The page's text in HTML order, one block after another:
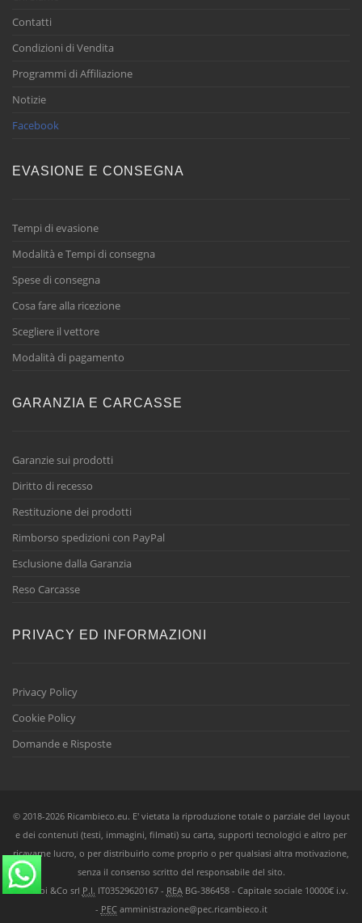
Contatti
Condizioni di Vendita
Programmi di Affiliazione
Notizie
Facebook
EVASIONE E CONSEGNA
Tempi di evasione
Modalità e Tempi di consegna
Spese di consegna
Cosa fare alla ricezione
Scegliere il vettore
Modalità di pagamento
GARANZIA E CARCASSE
Garanzie sui prodotti
Diritto di recesso
Restituzione dei prodotti
Rimborso spedizioni con PayPal
Esclusione dalla Garanzia
Reso Carcasse
PRIVACY ED INFORMAZIONI
Privacy Policy
Cookie Policy
Domande e Risposte
© 2018-2026 Ricambieco.eu. E' vietata la riproduzione totale o parziale del layout
e dei contenuti (testi, immagini, filmati) su carta, supporti tecnologici e altro per
ricavarne lucro, o per distribuirlo come proprio o per qualsiasi altra motivazione,
senza il consenso scritto del responsabile del sito.
Ricambi &Co srl P.I. IT03529620167 - REABG-386458 - Capitale sociale 10000€ i.v.
- PECamministrazione@pec.ricambieco.it